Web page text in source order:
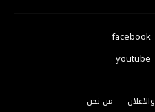
facebook
youtube
من نحن